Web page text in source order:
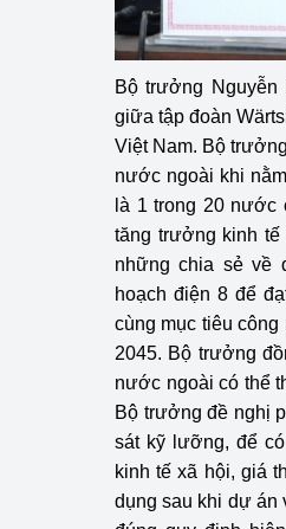
Bộ trưởng
giữa tập đoàn
Việt Nam. Bộ
nước ngoài khi
là 1 trong 20
tăng trưởng kinh
những chia sẻ về
hoạch điện 8 để
cùng mục tiêu
2045. Bộ trưởng
nước ngoài có thể
Bộ trưởng đề nghị
sát kỹ lưỡng, để
kinh tế xã hội, giá
dụng sau khi dự án